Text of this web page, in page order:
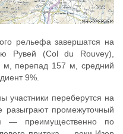
рельефа завершатся на
Рувей (Col du Rouvey),
м, перепад 157 м, средний
9%.
участники переберутся на
разыграют промежуточный
— преимущественно по